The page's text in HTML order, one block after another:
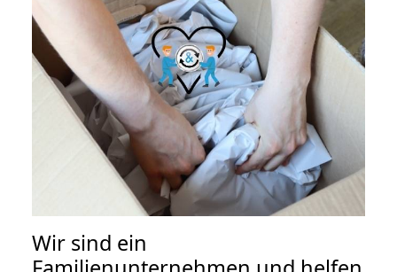
Wir sind ein